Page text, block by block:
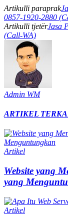
Artikulli paraprak
0857-1920-2880
Artikulli tjetërJasa
(Call-WA)
Admin WM
ARTIKEL
Artikel
Website yang
yang
Artikel